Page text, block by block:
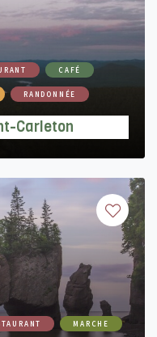
CAFÉ
RANDONNÉE
Carleton
MARCHE